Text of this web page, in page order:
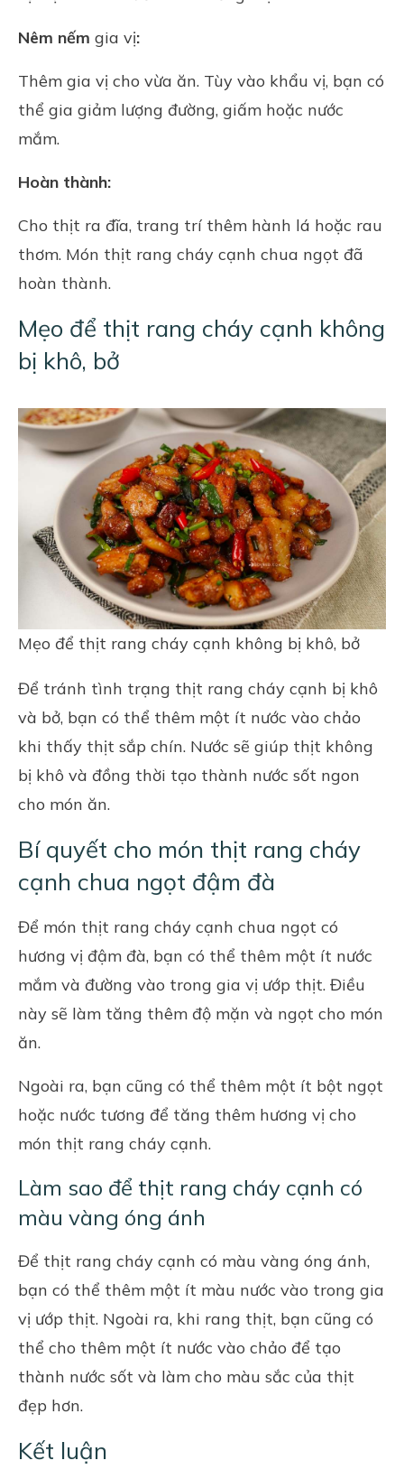
Nêm nếm gia vị:
Thêm gia vị cho vừa ăn. Tùy vào khẩu vị, bạn có
thể gia giảm lượng đường, giấm hoặc nước
mắm.
Hoàn thành:
Cho thịt ra đĩa, trang trí thêm hành lá hoặc rau
thơm. Món thịt rang cháy cạnh chua ngọt đã
hoàn thành.
Mẹo để thịt rang cháy cạnh không
bị khô, bở
Mẹo để thịt rang cháy cạnh không bị khô, bở
Để tránh tình trạng thịt rang cháy cạnh bị khô
và bở, bạn có thể thêm một ít nước vào chảo
khi thấy thịt sắp chín. Nước sẽ giúp thịt không
bị khô và đồng thời tạo thành nước sốt ngon
cho món ăn.
Bí quyết cho món thịt rang cháy
cạnh chua ngọt đậm đà
Để món thịt rang cháy cạnh chua ngọt có
hương vị đậm đà, bạn có thể thêm một ít nước
mắm và đường vào trong gia vị ướp thịt. Điều
này sẽ làm tăng thêm độ mặn và ngọt cho món
ăn.
Ngoài ra, bạn cũng có thể thêm một ít bột ngọt
hoặc nước tương để tăng thêm hương vị cho
món thịt rang cháy cạnh.
Làm sao để thịt rang cháy cạnh có
màu vàng óng ánh
Để thịt rang cháy cạnh có màu vàng óng ánh,
bạn có thể thêm một ít màu nước vào trong gia
vị ướp thịt. Ngoài ra, khi rang thịt, bạn cũng có
thể cho thêm một ít nước vào chảo để tạo
thành nước sốt và làm cho màu sắc của thịt
đẹp hơn.
Kết luận